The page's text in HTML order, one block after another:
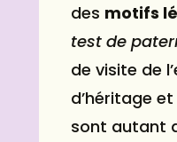
des motifs
test de
de visite de
d’héritage
sont autant